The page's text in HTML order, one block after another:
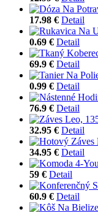
17.98 € Detail
0.69 € Detail
69.9 € Detail
0.99 € Detail
76.9 € Detail
32.95 € Detail
34.95 € Detail
59 € Detail
60.9 € Detail